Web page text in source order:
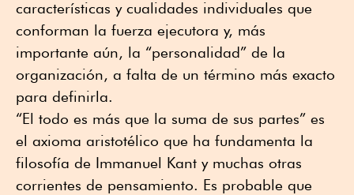
características y cualidades individuales que
conforman la fuerza ejecutora y, más
importante aún, la “personalidad” de la
organización, a falta de un término más exacto
para definirla.
“El todo es más que la suma de sus partes” es
el axioma aristotélico que ha fundamenta la
filosofía de Immanuel Kant y muchas otras
corrientes de pensamiento. Es probable que